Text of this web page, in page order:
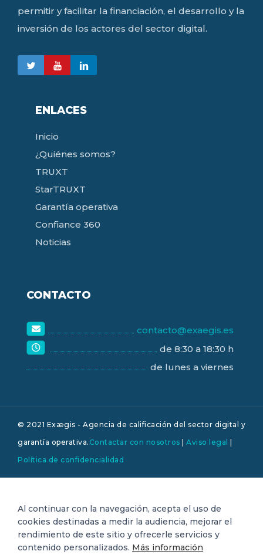
permitir y facilitar la financiación, el desarrollo y la
inversión de los actores del sector digital.
ENLACES
Inicio
¿Quiénes somos?
TRUXT
StarTRUXT
Garantía operativa
Confiance 360
Noticias
CONTACTO
contacto@exaegis.es
de 8:30 a 18:30 h
de lunes a viernes
© 2021 Exægis - Agencia de calificación del sector digital y
garantía operativa. Contactar con nosotros | Aviso legal |
Política de confidencialidad
Al continuar con la navegación, acepta el uso de
cookies destinadas a medir la audiencia, mejorar el
rendimiento de este sitio y ofrecerle servicios y
contenido personalizados. Más información